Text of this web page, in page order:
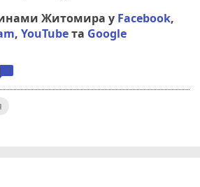
Житомира у Facebook,
, YouTubeта Google
chat_bubble